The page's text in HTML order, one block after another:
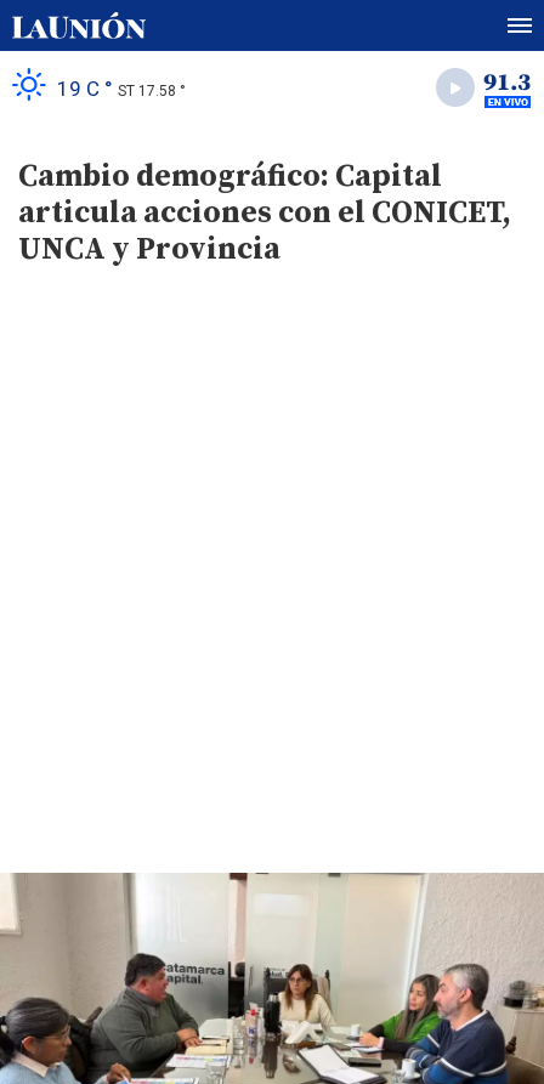
19 C ° ST 17.58 °
Cambio demográfico: Capital
articula acciones con el CONICET,
UNCA y Provincia